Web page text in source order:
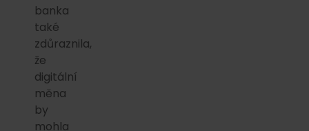
banka
také
zdůraznila,
že
digitální
měna
by
mohla